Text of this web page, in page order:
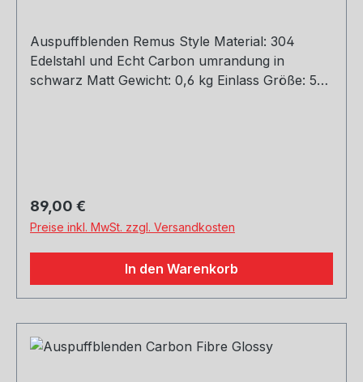
Auspuffblenden Remus Style Material: 304
Edelstahl und Echt Carbon umrandung in
schwarz Matt Gewicht: 0,6 kg Einlass Größe: 51,
Regulärer Preis:
89,00 €
Preise inkl. MwSt. zzgl. Versandkosten
In den Warenkorb